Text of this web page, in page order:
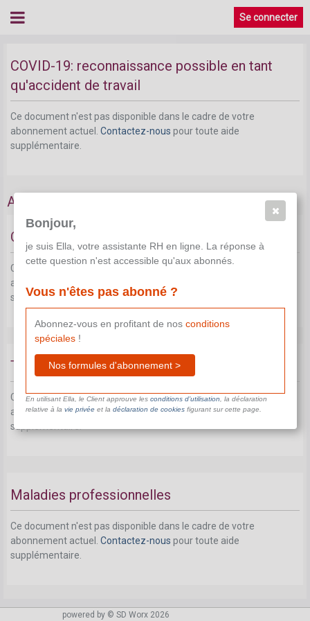
Se connecter
COVID-19: reconnaissance possible en tant
qu'accident de travail
Ce document n'est pas disponible dans le cadre de votre
abonnement actuel. Contactez-nous pour toute aide
supplémentaire.
Accident sur le chemin du travail
Généralités - accident sur le chemin du travail
Ce document n'est pas disponible dans le cadre de votre
abonnement actuel.
supplémentaire.
Trajets assimilés au chemin du travail
Ce document n'est pas disponible dans le cadre de votre
abonnement actuel.Contactez-nouspour toute aide
supplémentaire.
Maladies professionnelles
Ce document n'est pas disponible dans le cadre de votre
abonnement actuel. Contactez-nous pour toute aide
supplémentaire.
powered by © SD Worx 2026
Bonjour,
je suis Ella, votre assistante RH en ligne. La réponse à
cette question n'est accessible qu'aux abonnés.
Vous n'êtes pas abonné ?
Abonnez-vous en profitant de nos conditions
spéciales!
Nos formules d'abonnement >
En utilisant Ella, le Client approuve les conditions d’utilisation , la déclaration
relative à la vie privéeet la déclaration de cookiesfigurant sur cette page.